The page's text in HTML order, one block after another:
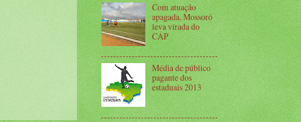
Com atuação
apagada, Mossoró
leva virada do
CAP
Média de público
pagante dos
estaduais 2013